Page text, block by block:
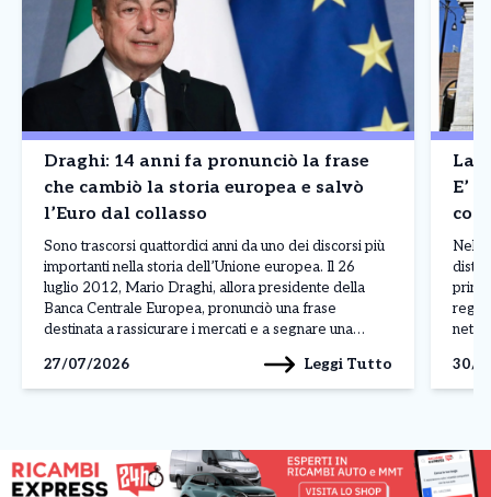
Draghi: 14 anni fa pronunciò la frase
che cambiò la storia europea e salvò
l’Euro dal collasso
Sono trascorsi quattordici anni da uno dei discorsi più
importanti nella storia dell’Unione europea. Il 26
luglio 2012, Mario Draghi, allora presidente della
Banca Centrale Europea, pronunciò una frase
destinata a rassicurare i mercati e a segnare una
mandato, la BCE è pronta a fare tutto il necessario […]
27/07/2026 Leggi Tutto
La
E’
Nel
30/